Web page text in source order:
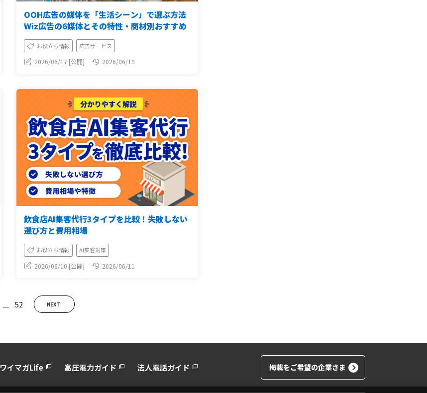
OOH広告の媒体を「生活シーン」で選ぶ方法
Wiz広告の6媒体とその特性・商材別おすすめ
お役立ち情報 広告サービス
2026/06/17 [公開] 2026/06/19
飲食店AI集客代行3タイプを比較！失敗しない
選び方と費用相場
お役立ち情報 AI集客対策
2026/06/10 [公開] 2026/06/11
... 52 NEXT
ワイマガLife 高圧電力ガイド 法人電話ガイド 掲載をご希望の企業さま